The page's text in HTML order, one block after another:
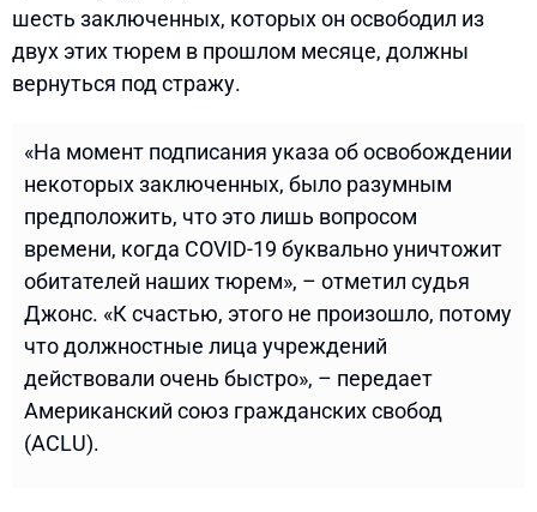
шесть заключенных, которых он освободил из
двух этих тюрем в прошлом месяце, должны
вернуться под стражу.
«На момент подписания указа об освобождении
некоторых заключенных, было разумным
предположить, что это лишь вопросом
времени, когда COVID-19 буквально уничтожит
обитателей наших тюрем», – отметил судья
Джонс. «К счастью, этого не произошло, потому
что должностные лица учреждений
действовали очень быстро», – передает
Американский союз гражданских свобод
(ACLU).